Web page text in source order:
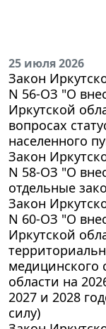
25 июля 2026
Закон
N 56-ОЗ "О
Иркутской
вопросах
населенного
Закон
N 58-ОЗ "О
отдельные
Закон
N 60-ОЗ "О
Иркутской
медицинского
области на
2027 и 2028
силу)